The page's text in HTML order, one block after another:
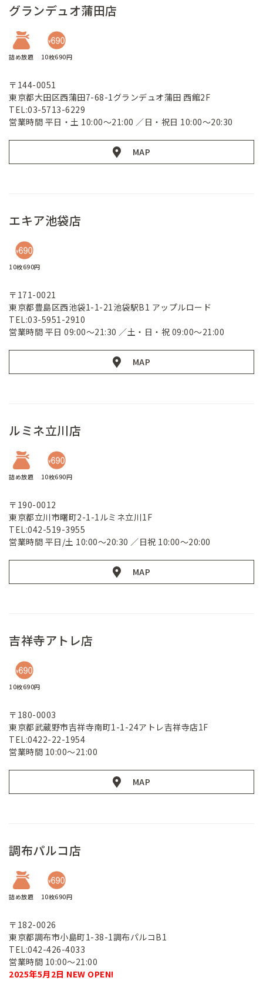
グランデュオ蒲田店
詰め放題 10枚690円
〒144-0051
東京都大田区西蒲田7-68-1グランデュオ蒲田 西館2F
TEL:03-5713-6229
営業時間 平日・土 10:00～21:00 ／日・祝日 10:00～20:30
MAP
エキア池袋店
10枚690円
〒171-0021
東京都豊島区西池袋1-1-21池袋駅B1 アップルロード
TEL:03-5951-2910
営業時間 平日 09:00～21:30 ／土・日・祝 09:00～21:00
MAP
ルミネ立川店
詰め放題 10枚690円
〒190-0012
東京都立川市曙町2-1-1ルミネ立川1F
TEL:042-519-3955
営業時間 平日/土 10:00～20:30 ／日祝 10:00～20:00
MAP
吉祥寺アトレ店
10枚690円
〒180-0003
東京都武蔵野市吉祥寺南町1-1-24アトレ吉祥寺店1F
TEL:0422-22-1954
営業時間 10:00～21:00
MAP
調布パルコ店
詰め放題 10枚690円
〒182-0026
東京都調布市小島町1-38-1調布パルコB1
TEL:042-426-4033
営業時間 10:00～21:00
2025年5月2日 NEW OPEN!